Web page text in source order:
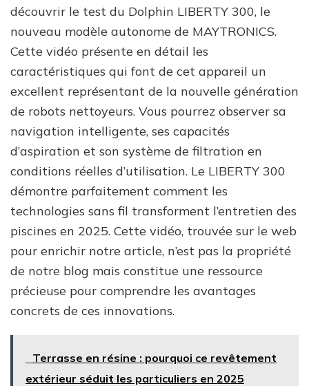
découvrir le test du Dolphin LIBERTY 300, le
nouveau modèle autonome de MAYTRONICS.
Cette vidéo présente en détail les
caractéristiques qui font de cet appareil un
excellent représentant de la nouvelle génération
de robots nettoyeurs. Vous pourrez observer sa
navigation intelligente, ses capacités
d’aspiration et son système de filtration en
conditions réelles d’utilisation. Le LIBERTY 300
démontre parfaitement comment les
technologies sans fil transforment l’entretien des
piscines en 2025. Cette vidéo, trouvée sur le web
pour enrichir notre article, n’est pas la propriété
de notre blog mais constitue une ressource
précieuse pour comprendre les avantages
concrets de ces innovations.
Terrasse en résine : pourquoi ce revêtement
extérieur séduit les particuliers en 2025